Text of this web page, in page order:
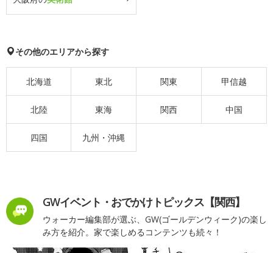
その他のエリアから探す
北海道 東北 関東 甲信越
北陸 東海 関西 中国
四国 九州・沖縄
GWイベント・おでかけトピックス【関西】
ウォーカー編集部が選ぶ、GW(ゴールデンウィーク)の楽し
み方を紹介。家で楽しめるコンテンツも続々！